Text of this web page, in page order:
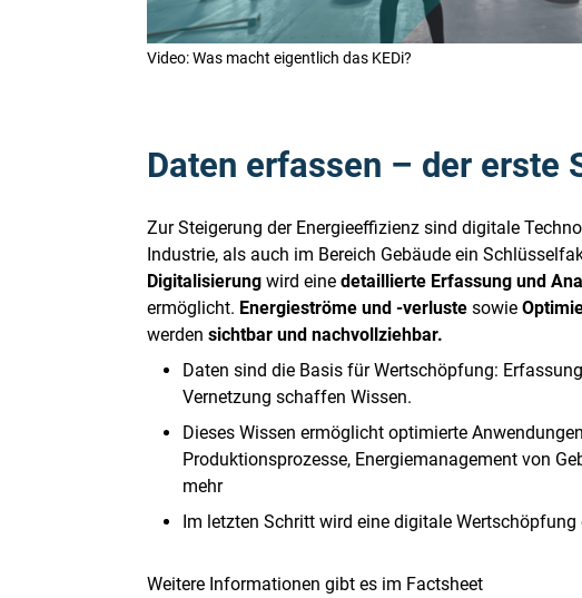
Video: Was macht eigentlich das KEDi?
Daten erfassen – der erste
Zur Steigerung der Energieeffizienz sind digitale
Industrie, als auch im Bereich Gebäude ein
Digitalisierung wird eine detaillierte Erfassung und
ermöglicht. Energieströme und -verluste sowie
werden sichtbar und nachvollziehbar.
Daten sind die Basis für Wertschöpfung:
Vernetzung schaffen Wissen.
Dieses Wissen ermöglicht optimierte
Produktionsprozesse, Energiemanagement von
mehr
Im letzten Schritt wird eine digitale Wertschöpfung
Weitere Informationen gibt es im Factsheet